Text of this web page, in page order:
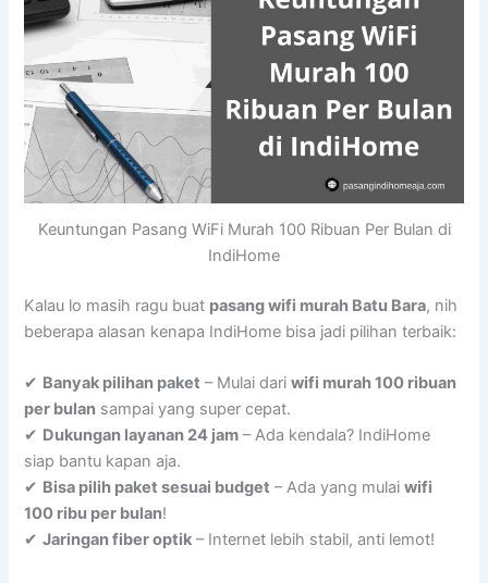
Keuntungan Pasang WiFi Murah 100 Ribuan Per Bulan di
IndiHome
Kalau lo masih ragu buat pasang wifi murah Batu Bara, nih
beberapa alasan kenapa IndiHome bisa jadi pilihan terbaik:
✔ Banyak pilihan paket – Mulai dariwifi murah 100 ribuan
per bulan sampai yang super cepat.
✔ Dukungan layanan 24 jam – Ada kendala? IndiHome
siap bantu kapan aja.
✔ Bisa pilih paket sesuai budget – Ada yang mulaiwifi
100 ribu per bulan!
✔Jaringan fiber optik – Internet lebih stabil, anti lemot!